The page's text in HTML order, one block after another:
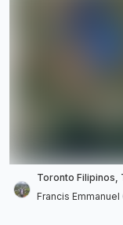
Toronto Filipinos,
Francis Emmanuel